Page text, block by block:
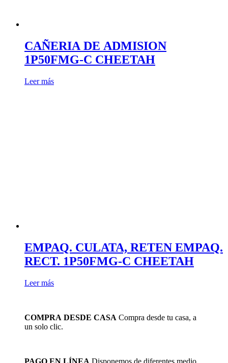
CAÑERIA DE ADMISION
1P50FMG-C CHEETAH
Leer más
EMPAQ. CULATA, RETEN EMPAQ.
RECT. 1P50FMG-C CHEETAH
Leer más
COMPRA DESDE CASA Compra desde tu casa, a
un solo clic.
PAGO EN LÍNEA Disponemos de diferentes medio